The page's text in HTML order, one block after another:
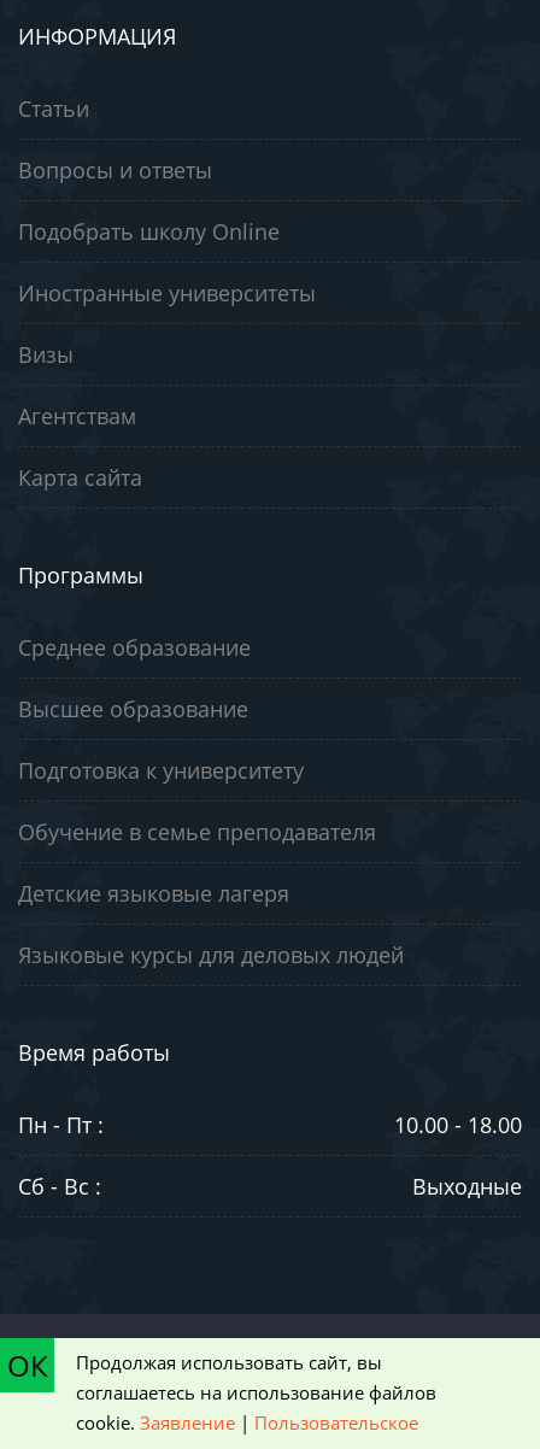
ИНФОРМАЦИЯ
Статьи
Вопросы и ответы
Подобрать школу Online
Иностранные университеты
Визы
Агентствам
Карта сайта
Программы
Среднее образование
Высшее образование
Подготовка к университету
Обучение в семье преподавателя
Детские языковые лагеря
Языковые курсы для деловых людей
Время работы
Пн - Пт : 10.00 - 18.00
Сб - Вс : Выходные
ознакомительный характер и не является публичной офертой,
определяемой положениями статьи 437 Гражданского кодекса РФ
|
Пользовательское соглашение
ОК
Продолжая использовать сайт, вы
соглашаетесь на использование файлов
cookie. Заявление | Пользовательское